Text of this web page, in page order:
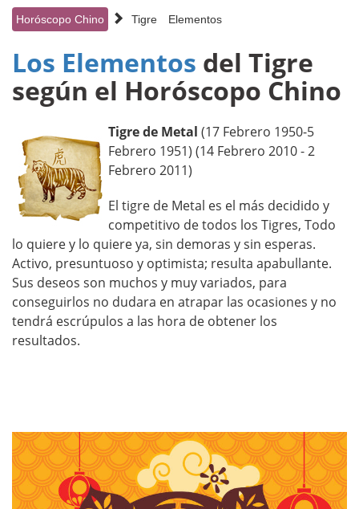
Horóscopo Chino Tigre Elementos
Los Elementos del Tigre
según el Horóscopo Chino
Tigre de Metal (17 Febrero 1950-5
Febrero 1951) (14 Febrero 2010 - 2
Febrero 2011)
El tigre de Metal es el más decidido y
competitivo de todos los Tigres, Todo
lo quiere y lo quiere ya, sin demoras y sin esperas.
Activo, presuntuoso y optimista; resulta apabullante.
Sus deseos son muchos y muy variados, para
conseguirlos no dudara en atrapar las ocasiones y no
tendrá escrúpulos a las hora de obtener los
resultados.